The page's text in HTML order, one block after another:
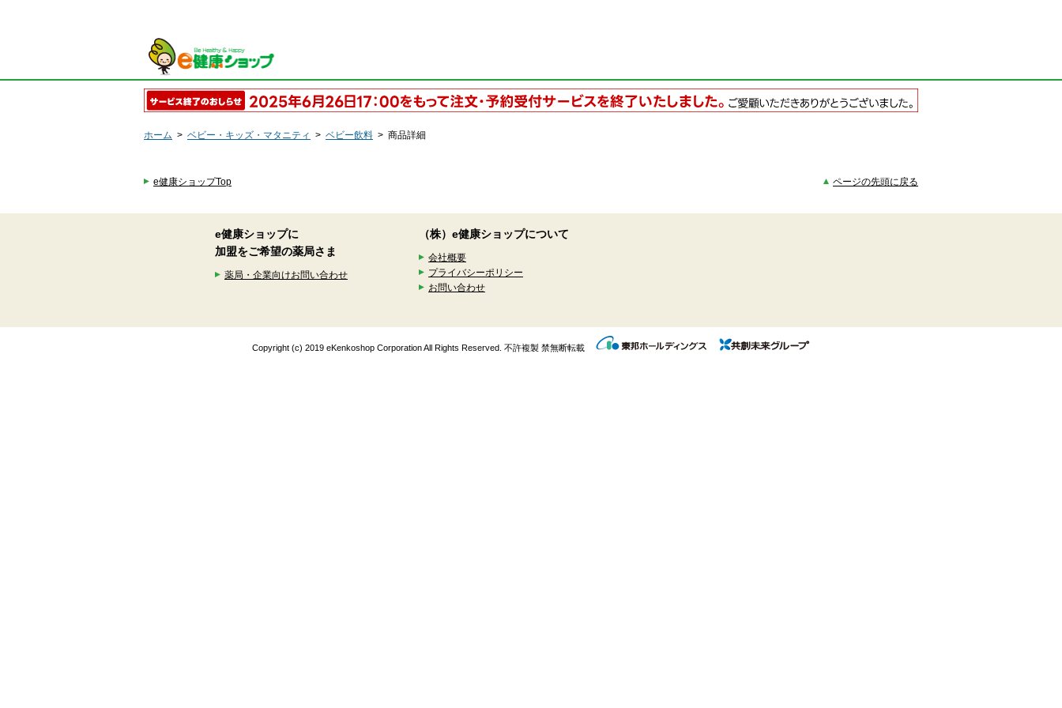
ホーム > ベビー・キッズ・マタニティ > ベビー飲料 > 商品詳細
e健康ショップTop ページの先頭に戻る
e健康ショップに
加盟をご希望の薬局さま
薬局・企業向けお問い合わせ
（株）e健康ショップについて
会社概要
プライバシーポリシー
お問い合わせ
Copyright (c) 2019 eKenkoshop Corporation All Rights Reserved. 不許複製 禁無断転載